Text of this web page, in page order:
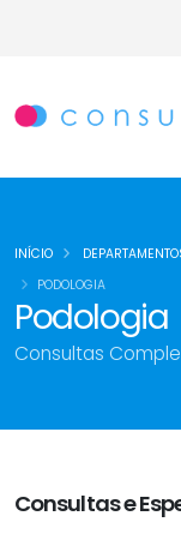
Podologia
Consultas
INÍCIO
PODOLOGIA
Consultas e